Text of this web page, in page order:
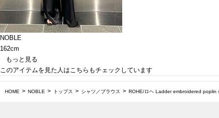
NOBLE
162cm
もっと見る
このアイテムを見た人はこちらもチェックしています
HOME NOBLE トップス シャツ／ブラウス ROHE/ロヘ Ladder embroidered poplin